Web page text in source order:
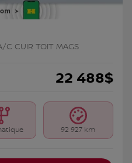
C CUIR TOIT MAGS
22 488$
92 927 km